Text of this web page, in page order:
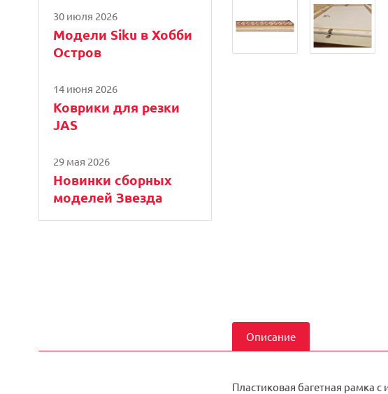
30 июля 2026
Модели Siku в Хобби
Остров
14 июня 2026
Коврики для резки
JAS
29 мая 2026
Новинки сборных
моделей Звезда
Описание
Пластиковая багетная рамка